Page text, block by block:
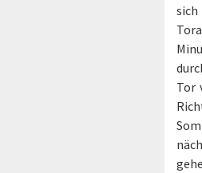
sich
Tor